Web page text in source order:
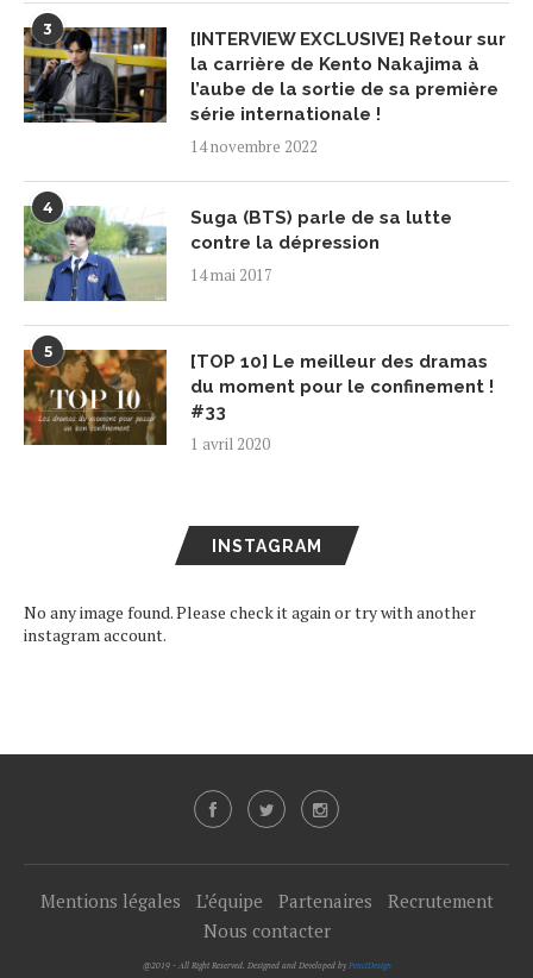
3
[INTERVIEW EXCLUSIVE] Retour sur
la carrière de Kento Nakajima à
l’aube de la sortie de sa première
série internationale !
14 novembre 2022
4
Suga (BTS) parle de sa lutte
contre la dépression
14 mai 2017
5
[TOP 10] Le meilleur des dramas
du moment pour le confinement !
#33
1 avril 2020
INSTAGRAM
No any image found. Please check it again or try with another
instagram account.
Mentions légales L’équipe Partenaires
Recrutement
Nous contacter
@2019 - All Right Reserved. Designed and Developed by PenciDesign